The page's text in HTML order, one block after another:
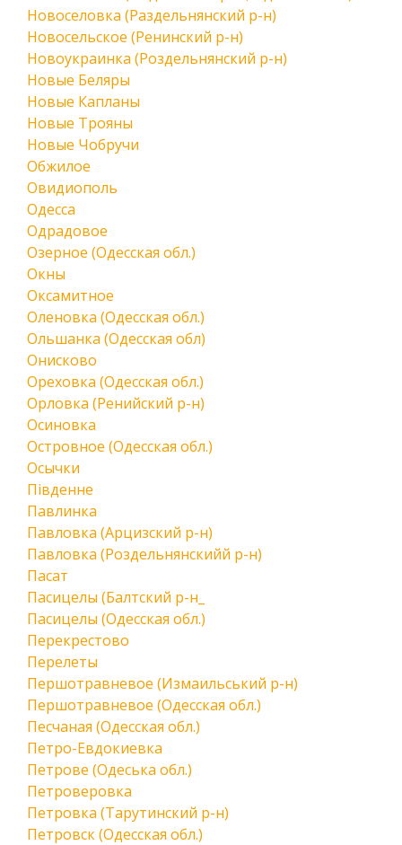
Новоселовка (Раздельнянский р-н)
Новосельское (Ренинский р-н)
Новоукраинка (Роздельнянский р-н)
Новые Беляры
Новые Капланы
Новые Трояны
Новые Чобручи
Обжилое
Овидиополь
Одесса
Одрадовое
Озерное (Одесская обл.)
Окны
Оксамитное
Оленовка (Одесская обл.)
Ольшанка (Одесская обл)
Онисково
Ореховка (Одесская обл.)
Орловка (Ренийский р-н)
Осиновка
Островное (Одесская обл.)
Осычки
Південне
Павлинка
Павловка (Арцизский р-н)
Павловка (Роздельнянскийй р-н)
Пасат
Пасицелы (Балтский р-н_
Пасицелы (Одесская обл.)
Перекрестово
Перелеты
Першотравневое (Измаильський р-н)
Першотравневое (Одесская обл.)
Песчаная (Одесская обл.)
Петро-Евдокиевка
Петрове (Одеська обл.)
Петроверовка
Петровка (Тарутинский р-н)
Петровск (Одесская обл.)